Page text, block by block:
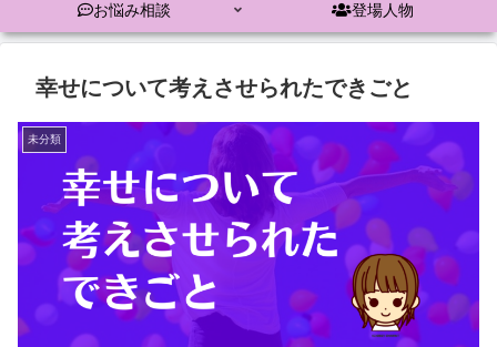
お悩み相談 登場人物
幸せについて考えさせられたできごと
未分類